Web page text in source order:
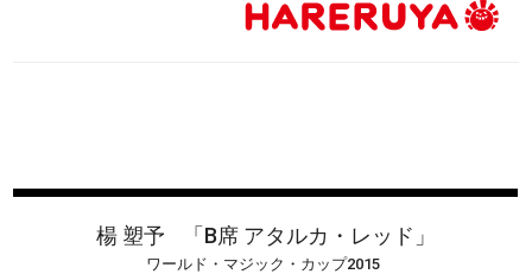
楊 塑予 「B席 アタルカ・レッド」
ワールド・マジック・カップ2015